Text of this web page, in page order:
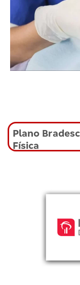
Plano
Física